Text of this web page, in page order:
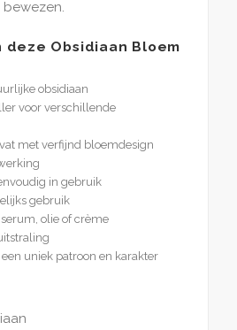
deze Obsidiaan Bloem
obsidiaan
voor verschillende
met verfijnd bloemdesign
in gebruik
gebruik
olie of crème
uniek patroon en karakter